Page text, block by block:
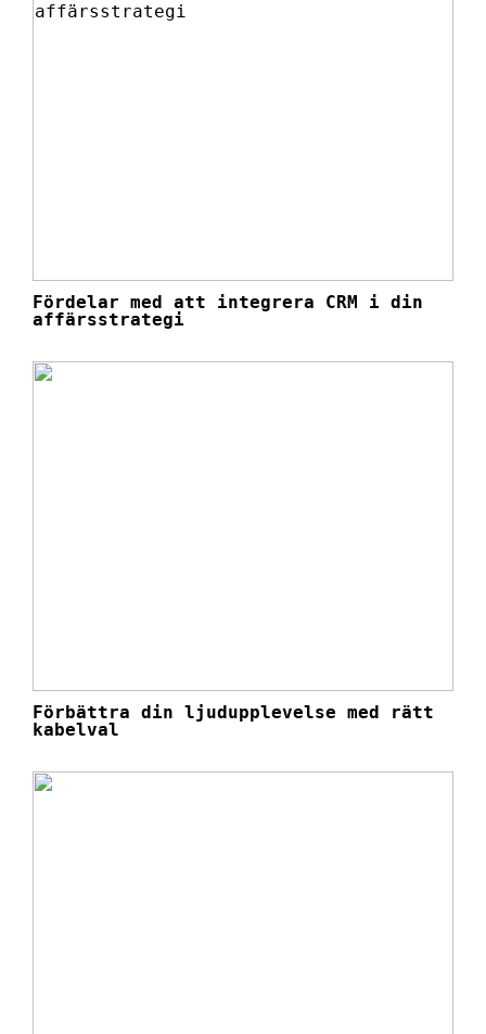
Fördelar med att integrera CRM i din
affärsstrategi
Förbättra din ljudupplevelse med rätt
kabelval